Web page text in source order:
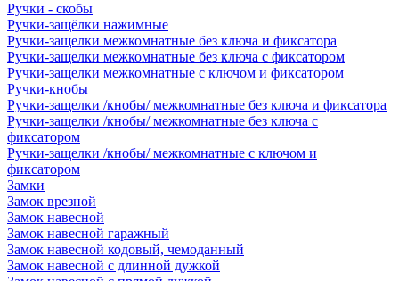
Ручки - скобы
Ручки-защёлки нажимные
Ручки-защелки межкомнатные без ключа и фиксатора
Ручки-защелки межкомнатные без ключа с фиксатором
Ручки-защелки межкомнатные с ключом и фиксатором
Ручки-кнобы
Ручки-защелки /кнобы/ межкомнатные без ключа и фиксатора
Ручки-защелки /кнобы/ межкомнатные без ключа с
фиксатором
Ручки-защелки /кнобы/ межкомнатные с ключом и
фиксатором
Замки
Замок врезной
Замок навесной
Замок навесной гаражный
Замок навесной кодовый, чемоданный
Замок навесной с длинной дужкой